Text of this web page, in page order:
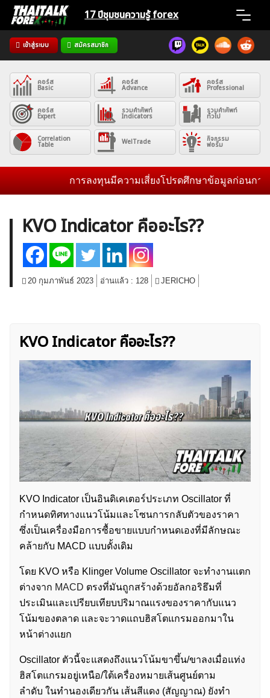
Skip
content
17 ปีชุมชนความรู้ forex
เข้าสู่ระบบ สมัครสมาชิก
Home
News
Articles
VPS Register
ค้นหา
สำหรับ:
คอร์ส
Basic
คอร์ส
Advance
คอร์ส
Professional
คอร์ส
Expert
รวมคำศัพท์
Indicators
รวมคำศัพท์
ทั่วไป
Correlation
Table WelTrade กิจกรรม
ฟอรั่ม
การลงทุนมีความเสี่ยงโปรดศึกษาข้อมูลก่อนการตั
KVO Indicator คืออะไร??
20 กุมภาพันธ์ 2023 อ่านแล้ว : 128 JERICHO
KVO Indicator คืออะไร??
KVO Indicator เป็นอินดิเคเตอร์ประเภท Oscillator ที่
กำหนดทิศทางแนวโน้มและโซนการกลับตัวของราคา
ซึ่งเป็นเครื่องมือการซื้อขายแบบกำหนดเองที่มีลักษณะ
คล้ายกับ MACD แบบดั้งเดิม
โดย KVO หรือ Klinger Volume Oscillator จะทำงานเเตก
ต่างจาก MACD ตรงที่มันถูกสร้างด้วยอัลกอริธึมที่
ประเมินและเปรียบเทียบปริมาณแรงของราคากับแนว
โน้มของตลาด เเละจะวาดแถบฮิสโตแกรมออกมาใน
หน้าต่างเเยก
Oscillator ตัวนี้จะแสดงถึงแนวโน้มขาขึ้น/ขาลงเมื่อแท่ง
ฮิสโตแกรมอยู่เหนือ/ใต้เครื่องหมายเส้นศูนย์ตาม
ลำดับ ในทำนองเดียวกัน เส้นสีแดง (สัญญาณ) ยังทำ